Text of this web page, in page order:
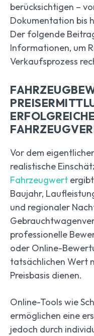
berücksichtigen –
Dokumentation bis
Der folgende
Informationen, um
Verkaufsprozess
Vor dem
realistische
Fahrzeugwert
Baujahr,
und regionaler
professionelle
oder Online-
tatsächlichen Wert
Preisbasis dienen.
Online-Tools wie
ermöglichen eine
jedoch durch